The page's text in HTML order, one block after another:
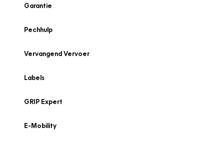
Garantie
Pechhulp
Vervangend Vervoer
Labels
GRIP Expert
E-Mobility